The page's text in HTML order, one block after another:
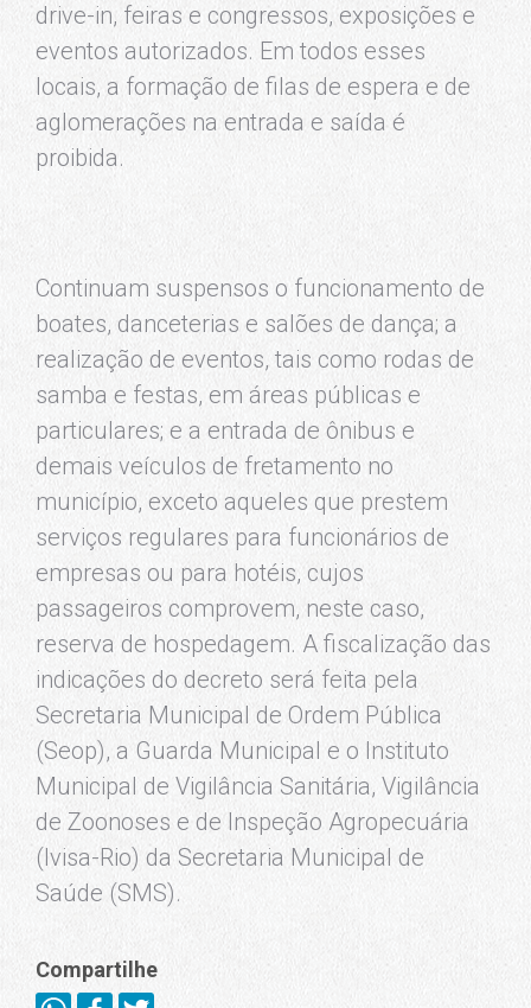
drive-in, feiras e congressos, exposições e
eventos autorizados. Em todos esses
locais, a formação de filas de espera e de
aglomerações na entrada e saída é
proibida.
Continuam suspensos o funcionamento de
boates, danceterias e salões de dança; a
realização de eventos, tais como rodas de
samba e festas, em áreas públicas e
particulares; e a entrada de ônibus e
demais veículos de fretamento no
município, exceto aqueles que prestem
serviços regulares para funcionários de
empresas ou para hotéis, cujos
passageiros comprovem, neste caso,
reserva de hospedagem. A fiscalização das
indicações do decreto será feita pela
Secretaria Municipal de Ordem Pública
(Seop), a Guarda Municipal e o Instituto
Municipal de Vigilância Sanitária, Vigilância
de Zoonoses e de Inspeção Agropecuária
(Ivisa-Rio) da Secretaria Municipal de
Saúde (SMS).
Compartilhe